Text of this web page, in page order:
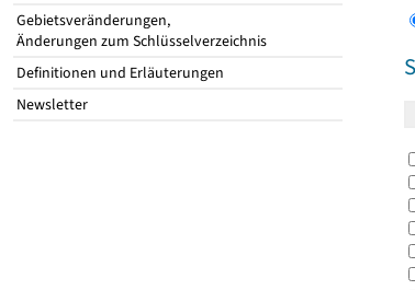
Gebietsveränderungen,
Änderungen zum Schlüsselverzeichnis
Definitionen und Erläuterungen
Newsletter